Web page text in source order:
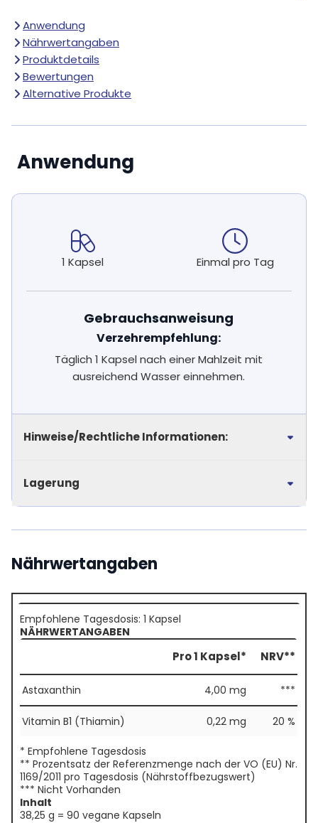
Anwendung
Nährwertangaben
Produktdetails
Bewertungen
Alternative Produkte
Anwendung
1 Kapsel Einmal pro Tag
Gebrauchsanweisung
Verzehrempfehlung:
Täglich 1 Kapsel nach einer Mahlzeit mit
ausreichend Wasser einnehmen.
Hinweise/Rechtliche Informationen:
Lagerung
Nährwertangaben
Empfohlene Tagesdosis: 1 Kapsel
NÄHRWERTANGABEN
Pro 1 Kapsel* NRV**
Astaxanthin 4,00 mg ***
Vitamin B1 (Thiamin) 0,22 mg 20 %
* Empfohlene Tagesdosis
** Prozentsatz der Referenzmenge nach der VO (EU) Nr.
1169/2011 pro Tagesdosis (Nährstoffbezugswert)
*** Nicht Vorhanden
Inhalt
38,25 g = 90 vegane Kapseln